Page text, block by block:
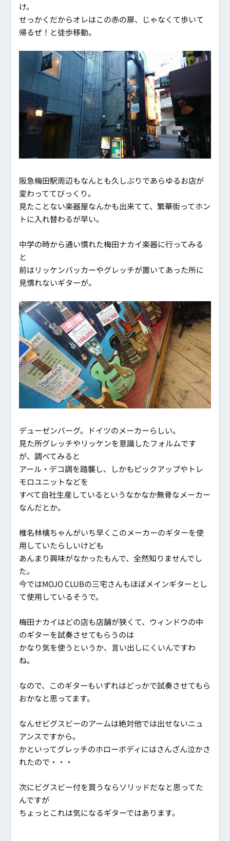
け。
せっかくだからオレはこの赤の扉、じゃなくて歩いて
帰るぜ！と徒歩移動。
阪急梅田駅周辺もなんとも久しぶりであらゆるお店が
変わっててびっくり。
見たことない楽器屋なんかも出来てて、繁華街ってホン
トに入れ替わるが早い。
中学の時から通い慣れた梅田ナカイ楽器に行ってみる
と
前はリッケンバッカーやグレッチが置いてあった所に
見慣れないギターが。
デューゼンバーグ。ドイツのメーカーらしい。
見た所グレッチやリッケンを意識したフォルムです
が、調べてみると
アール・デコ調を踏襲し、しかもピックアップやトレ
モロユニットなどを
すべて自社生産しているというなかなか無骨なメーカー
なんだとか。
椎名林檎ちゃんがいち早くこのメーカーのギターを使
用していたらしいけども
あんまり興味がなかったもんで、全然知りませんでし
た。
今ではMOJO CLUBの三宅さんもほぼメインギターとし
て使用しているそうで。
梅田ナカイはどの店も店舗が狭くて、ウィンドウの中
のギターを試奏させてもらうのは
かなり気を使うというか、言い出しにくいんですわ
ね。
なので、このギターもいずれはどっかで試奏させてもら
おかなと思ってます。
なんせビグスビーのアームは絶対他では出せないニュ
アンスですから。
かといってグレッチのホローボディにはさんざん泣かさ
れたので・・・
次にビグスビー付を買うならソリッドだなと思ってた
んですが
ちょっとこれは気になるギターではあります。